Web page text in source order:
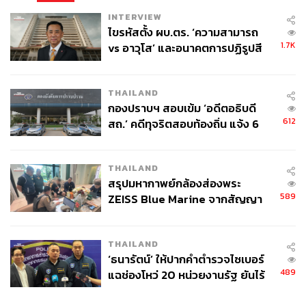
ในโลกที่ผู้คนยอมเสียเงินซื้อยาลดความอ้วนมากิน เพราะ
อยากหนีความจริงว่าการลดน้ำหนักต้องการความทุ่มเท ไม่มี
ใครยอมรับหรอกว่าทางเดียวที่จะลดน้ำหนักได้อย่างจริงจัง
INTERVIEW
ไขรหัสตั้ง ผบ.ตร. ‘ความสามารถ
vs อาวุโส’ และอนาคตการปฏิรูปสี
1.7K
THAILAND
กองปราบฯ สอบเข้ม ‘อดีตอธิบดี
สถ.’ คดีทุจริตสอบท้องถิ่น แจ้ง 6
612
THAILAND
สรุปมหากาพย์กล้องส่องพระ
ZEISS Blue Marine จากสัญญา
จ่ายหนี้-แอบระบุแบรนด์
589
THAILAND
‘ธนารัตน์’ ให้ปากคำตำรวจไซเบอร์
แฉช่องโหว่ 20 หน่วยงานรัฐ ยันไร้
489